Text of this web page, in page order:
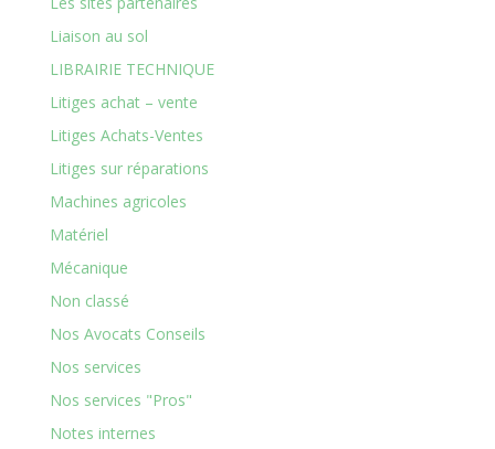
Liaison au sol
LIBRAIRIE TECHNIQUE
Litiges achat – vente
Litiges Achats-Ventes
Litiges sur réparations
Machines agricoles
Matériel
Mécanique
Non classé
Nos Avocats Conseils
Nos services
Nos services "Pros"
Notes internes